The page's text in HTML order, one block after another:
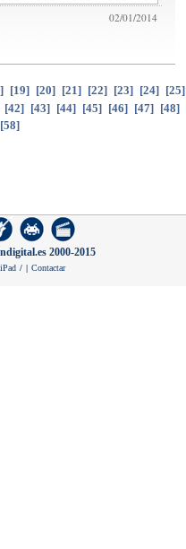
02/01/2014
] [19] [20] [21] [22] [23] [24] [25]
[42] [43] [44] [45] [46] [47] [48]
[58]
2000-2015
/ | Contactar